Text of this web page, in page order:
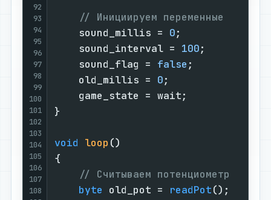
92
93
94
95
96
97
98
99
100
101
102
103
104
105
106
107
108
// Инициируем переменные
    sound_millis =
0;
    sound_interval =
100;
    sound_flag =
false ;
    old_millis =
0;
    game_state = wait;
}
void loop ()
{
// Считываем потенциометр
byte old_pot = readPot();